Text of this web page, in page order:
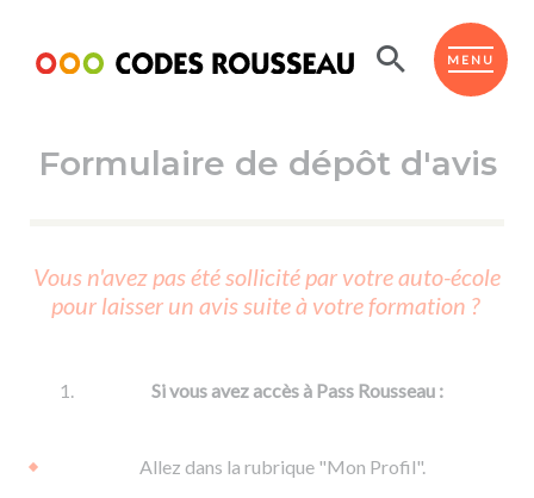
MENU
ESPACE ÉLÈVE
Code de la route
Passer l'ASSR
Réviser le code
Passer l'ETM
Permis voiture
Permis remorque
De la conduite en voiture
Formulaire de dépôt d'avis
Vous n'avez pas été sollicité par votre auto-école
pour laisser un avis suite à votre formation ?
Si vous avez accès à Pass Rousseau :
Allez dans la rubrique "Mon Profil".